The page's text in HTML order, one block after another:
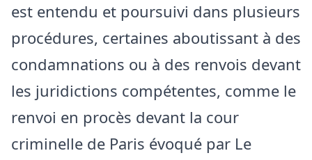
est entendu et poursuivi dans plusieurs
procédures, certaines aboutissant à des
condamnations ou à des renvois devant
les juridictions compétentes, comme le
renvoi en procès devant la cour
criminelle de Paris évoqué par Le